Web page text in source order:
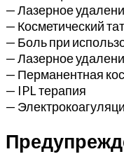
— Лазерное
— Косметический
— Боль при
— Лазерное
— Перманентная
— IPL терапия
—